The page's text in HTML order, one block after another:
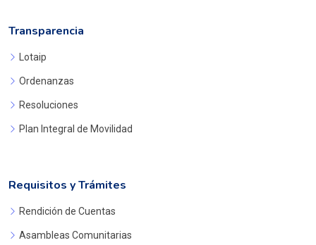
Transparencia
Lotaip
Ordenanzas
Resoluciones
Plan Integral de Movilidad
Requisitos y Trámites
Rendición de Cuentas
Asambleas Comunitarias